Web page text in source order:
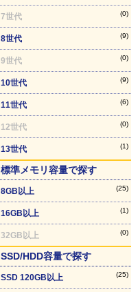
7世代 (0)
8世代 (9)
9世代 (0)
10世代 (9)
11世代 (6)
12世代 (0)
13世代 (1)
標準メモリ容量で探す
8GB以上 (25)
16GB以上 (1)
32GB以上 (0)
SSD/HDD容量で探す
SSD 120GB以上 (25)